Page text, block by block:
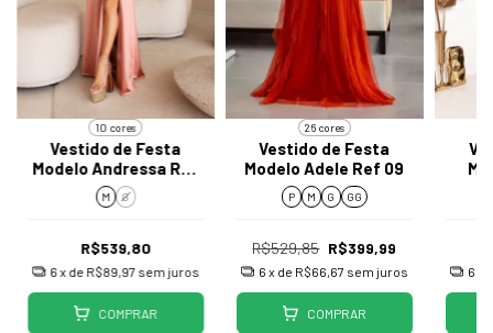
10 cores
Vestido de Festa
Modelo Andressa Ref
J043
M G
R$539,80
6x de R$89,97 sem juros
COMPRAR
26 cores
Vestido de Festa
Modelo Adele Ref 09
P M G GG
R$529,85 R$399,99
6 x de R$66,67 sem juros
COMPRAR
6